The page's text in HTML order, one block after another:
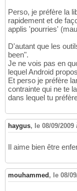
Perso, je préfère la
rapidement et de
applis 'pourries'
D'autant que les
been".
Je ne vois pas en
lequel Android
Et perso je préfère
contrainte qui ne te
dans lequel tu
haygus, le 08/09/2009
Il aime bien être
mouhammed , le 08/